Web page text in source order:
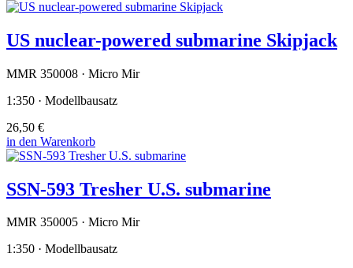
US nuclear-powered submarine Skipjack
MMR 350008 · Micro Mir
1:350 · Modellbausatz
26,50 €
in den Warenkorb
SSN-593 Tresher U.S. submarine
MMR 350005 · Micro Mir
1:350 · Modellbausatz